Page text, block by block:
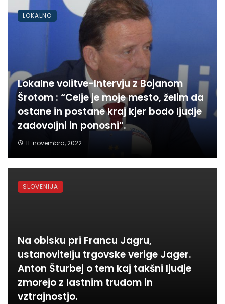
Lokalne volitve-Intervju z Bojanom
Šrotom : “Celje je moje mesto, želim da
ostane in postane kraj kjer bodo ljudje
zadovoljni in ponosni”.
11. novembra, 2022
LOKALNO
Na obisku pri Francu Jagru,
ustanovitelju trgovske verige Jager.
Anton Šturbej o tem kaj takšni ljudje
zmorejo z lastnim trudom in
vztrajnostjo.
SLOVENIJA